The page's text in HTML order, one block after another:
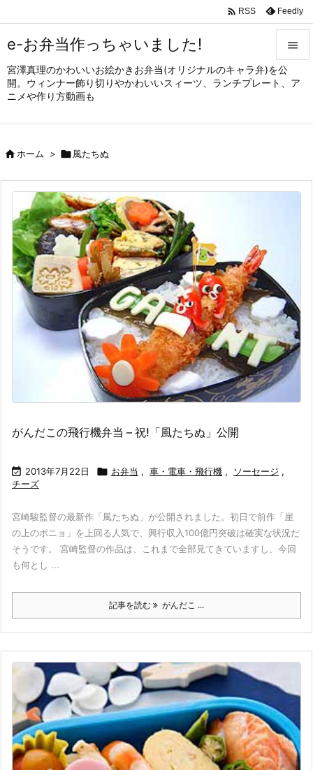
e-お弁当作っちゃいました!
宮澤真理のかわいいお絵かきお弁当(オリジナルのキャラ弁)を公
開。ウィンナー飾り切りやかわいいスィーツ、ランチプレート、ア
ニメや作り方動画も


メニュ
サイド

 RSS Feedly
ホーム > 風たちぬ
がんだこの飛行機弁当 – 祝!「風たちぬ」公開
 2013年7月22日  お弁当 , 車・電車・飛行機 , ソーセージ ,
チーズ
宮崎駿監督の最新作「風たちぬ」が公開されました。初日で前作「崖
の上のポニョ」を上回る人気で、興行収入100億円突破は確実な状況だ
そうです。 宮崎監督の作品は、これまで全部見てきていますし、今回
も何とし ...
記事を読む がんだこ ...